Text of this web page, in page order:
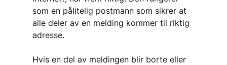
som en pålitelig postmann som sikrer at
alle deler av en melding kommer til riktig
adresse.
Hvis en del av meldingen blir borte eller